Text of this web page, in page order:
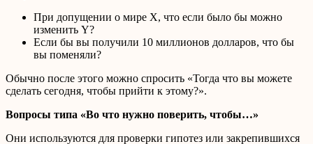
При допущении о мире X, что если было бы можно
изменить Y?
Если бы вы получили 10 миллионов долларов, что бы
вы поменяли?
Обычно после этого можно спросить «Тогда что вы можете
сделать сегодня, чтобы прийти к этому?».
Вопросы типа «Во что нужно поверить, чтобы…»
Они используются для проверки гипотез или закрепившихся